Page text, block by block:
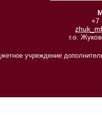
+7
г.о.
учреждение